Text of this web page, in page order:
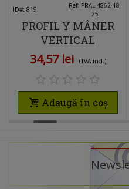
ID#: 819
Ref: PRAL-4862-18-
25
PROFIL Y MÂNER
VERTICAL
ALUMINIU, CU
PERIE 18MM
LUNGIMEA 2,5M
34,57 lei (TVA incl.)
Adaugă în coș